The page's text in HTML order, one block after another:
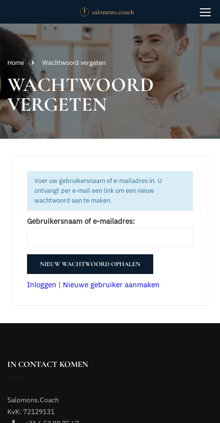
Home Wachtwoord vergeten
WACHTWOORD
VERGETEN
Voer uw gebruikersnaam of e-mailadres in. U
ontvangt per e-mail een link om een nieuw
wachtwoord aan te maken.
Gebruikersnaam of e-mailadres:
Inloggen | Nieuwe gebruiker aanmaken
IN CONTACT KOMEN
Salomons.Coach
KvK: 72129131